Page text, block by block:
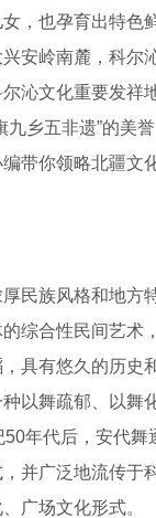
，也孕育出特色
安岭南麓，科尔
沁文化重要发祥
九乡五非遗”的美
带你领略北疆文
民族风格和地方
综合性民间艺术
具有悠久的历史
以舞疏郁、以舞
年代后，安代舞
并广泛地流传于
广场文化形式。